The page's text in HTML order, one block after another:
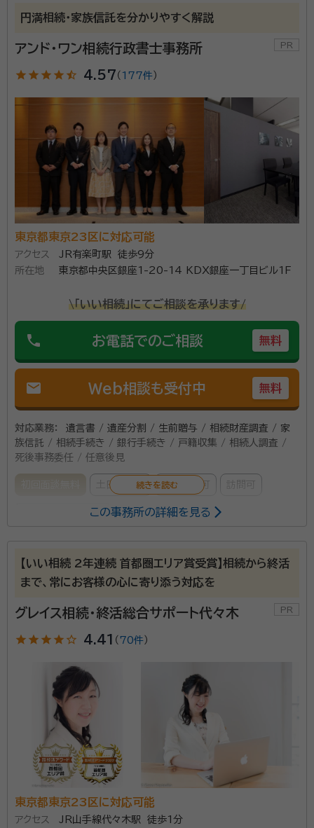
円満相続・家族信託を分かりやすく解説
アンド・ワン相続行政書士事務所
star star star star star_half 4.57 （ 177件 ）
東京都東京23区に対応可能
アクセス
JR有楽町駅 徒歩9分
所在地
東京都中央区銀座1-20-14 KDX銀座一丁目ビル1F
\「いい相続」にてご相談を承ります/
phone お電話でのご相談 無料
mail Web相談も受付中 無料
対応業務：
遺言書 / 遺産分割 / 生前贈与 / 相続財産調査 / 家
族信託 / 相続手続き / 銀行手続き / 戸籍収集 / 相続人調査 /
死後事務委任 / 任意後見
土日相談可 電話相談可 訪問可
女性スタッフ対応可
account_circle 満足度 5.0
ご利用時期：2025/7
こちらの意向をしっかり聴いたうえで細かな対応をしてもらえたから。
依頼後のメール及び電話の対応が迅速でこちらの分からない事等も丁寧
相続・後見・家族信託のセミナー講師を長年務める行政書士が対
応いたします！ ２０名以上の相続人がいるケース、連絡拒否する
相続人がいるケース等遺産分割協議が困難な様々な相続を解決
してきました。円満相続の秘訣、相続手続きの順番など相続に関
するあらゆることを分かりやすくアドバイスします。
資格等：行政書士
この事務所の詳細を見る
【いい相続 2年連続 首都圏エリア賞受賞】相続から終活
まで、常にお客様の心に寄り添う対応を
グレイス相続・終活総合サポート代々木
star star star star star_outline 4.41 （ 70件 ）
東京都東京23区に対応可能
アクセス
JR山手線代々木駅 徒歩1分